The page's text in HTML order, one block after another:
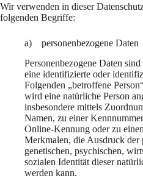
Wir verwenden in dieser
folgenden Begriffe:
a) personenbezogene Daten
Personenbezogene Daten
eine identifizierte oder
Folgenden „betroffene
wird eine natürliche Person
insbesondere mittels
Namen, zu einer
Online-Kennung oder zu
Merkmalen, die Ausdruck der
genetischen, psychischen,
sozialen Identität dieser
werden kann.